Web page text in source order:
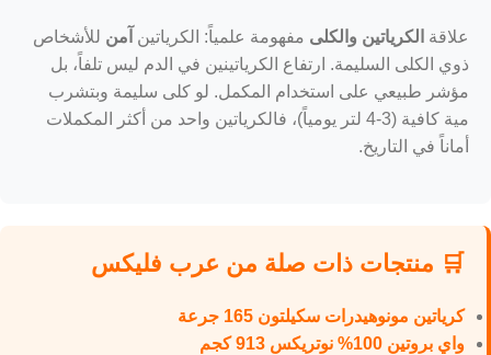
علاقة الكرياتين والكلى مفهومة علمياً: الكرياتين آمن للأشخاص
ذوي الكلى السليمة. ارتفاع الكرياتينين في الدم ليس تلفاً، بل
مؤشر طبيعي على استخدام المكمل. لو كلى سليمة وبتشرب
مية كافية (3-4 لتر يومياً)، فالكرياتين واحد من أكثر المكملات
أماناً في التاريخ.
🛒 منتجات ذات صلة من عرب فليكس
كرياتين مونوهيدرات سكيلتون 165 جرعة
واي بروتين 100% نوتريكس 913 كجم